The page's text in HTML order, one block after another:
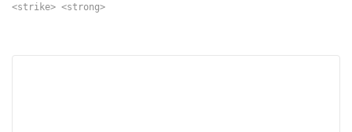
<strike> <strong>